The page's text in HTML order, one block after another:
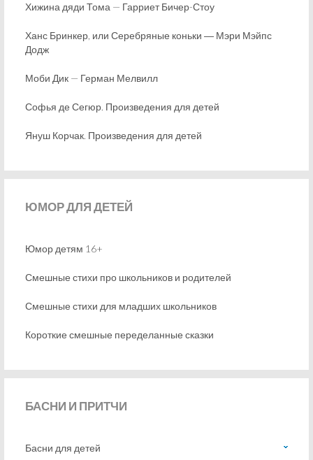
Хижина дяди Тома — Гарриет Бичер-Стоу
Ханс Бринкер, или Серебряные коньки ― Мэри Мэйпс
Додж
Моби Дик — Герман Мелвилл
Софья де Сегюр. Произведения для детей
Януш Корчак. Произведения для детей
ЮМОРДЛЯ ДЕТЕЙ
Юмор детям 16+
Смешные стихи про школьников и родителей
Смешные стихи для младших школьников
Короткие смешные переделанные сказки
БАСНИ И ПРИТЧИ
Басни для детей